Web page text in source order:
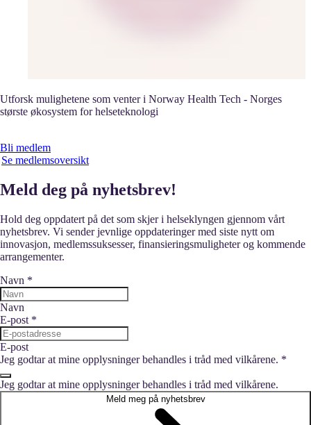
Utforsk mulighetene som venter i Norway Health Tech - Norges
største økosystem for helseteknologi
Bli medlem
Se medlemsoversikt
Meld deg på nyhetsbrev!
Hold deg oppdatert på det som skjer i helseklyngen gjennom vårt
nyhetsbrev. Vi sender jevnlige oppdateringer med siste nytt om
innovasjon, medlemssuksesser, finansieringsmuligheter og kommende
arrangementer.
Navn *
Navn
E-post *
E-post
Jeg godtar at mine opplysninger behandles i tråd med vilkårene. *
Jeg godtar at mine opplysninger behandles i tråd med vilkårene.
Meld meg på nyhetsbrev